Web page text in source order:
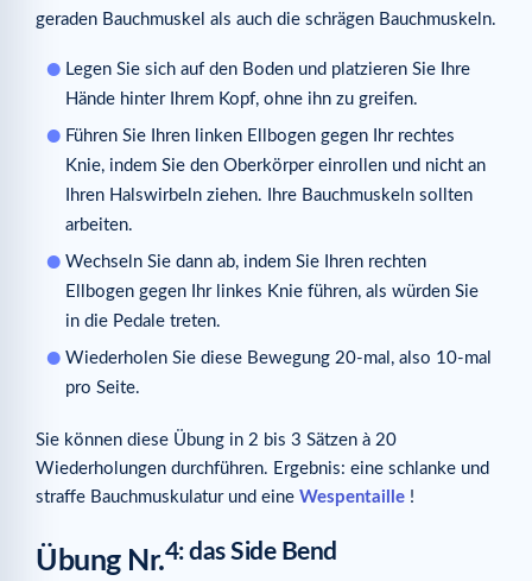
geraden Bauchmuskel als auch die schrägen Bauchmuskeln.
Legen Sie sich auf den Boden und platzieren Sie Ihre
Hände hinter Ihrem Kopf, ohne ihn zu greifen.
Führen Sie Ihren linken Ellbogen gegen Ihr rechtes
Knie, indem Sie den Oberkörper einrollen und nicht an
Ihren Halswirbeln ziehen. Ihre Bauchmuskeln sollten
arbeiten.
Wechseln Sie dann ab, indem Sie Ihren rechten
Ellbogen gegen Ihr linkes Knie führen, als würden Sie
in die Pedale treten.
Wiederholen Sie diese Bewegung 20-mal, also 10-mal
pro Seite.
Sie können diese Übung in 2 bis 3 Sätzen à 20
Wiederholungen durchführen. Ergebnis: eine schlanke und
straffe Bauchmuskulatur und eine Wespentaille !
Übung Nr.4: das Side Bend